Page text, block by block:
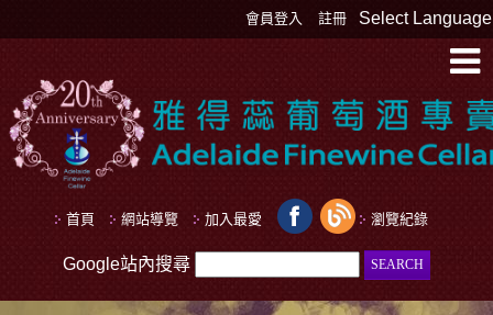
Select Language
會員登入 註冊
首頁 網站導覽 加入最愛 瀏覽紀錄
Google站內搜尋